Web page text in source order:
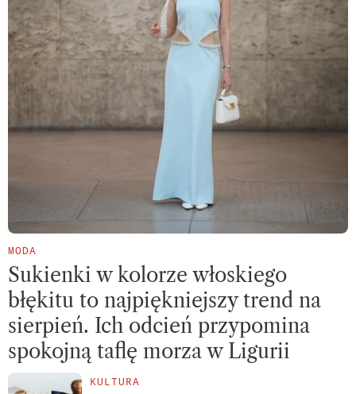
MODA
Sukienki w kolorze włoskiego
błękitu to najpiękniejszy trend na
sierpień. Ich odcień przypomina
spokojną taflę morza w Ligurii
KULTURA